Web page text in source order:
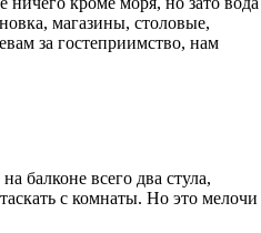
магазины, столовые,
за гостеприимство, нам
балконе всего два стула,
с комнаты. Но это мелочи